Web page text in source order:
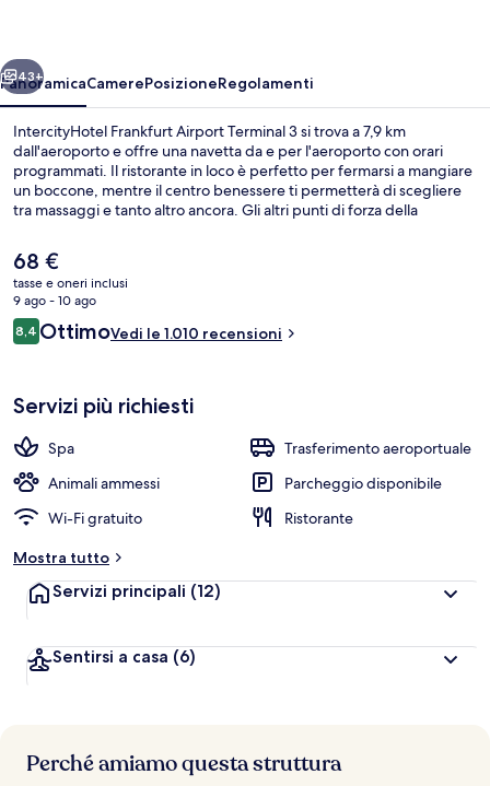
Avanti
43+
PanoramicaCamerePosizioneRegolamenti
IntercityHotel Frankfurt Airport Terminal 3 si trova a 7,9 km
dall'aeroporto e offre una navetta da e per l'aeroporto con orari
programmati. Il ristorante in loco è perfetto per fermarsi a mangiare
un boccone, mentre il centro benessere ti permetterà di scegliere
tra massaggi e tanto altro ancora. Gli altri punti di forza della
personale gentile e la vicinanza all'aeroporto sono caratteristiche
molto apprezzate dai viaggiatori.
Il
prezzo
attuale
è
68 €
68 €
tasse e oneri inclusi
9 ago - 10 ago
Recensioni
8,48,4 su 10
OttimoVedi le 1.010 recensioni
Servizi più richiesti
Spa
Trasferimento aeroportuale
Animali ammessi
Parcheggio disponibile
Wi-Fi gratuito
Ristorante
Mostra tutto
Servizi principali (12)
Sentirsi a casa (6)
Perché amiamo questa struttura